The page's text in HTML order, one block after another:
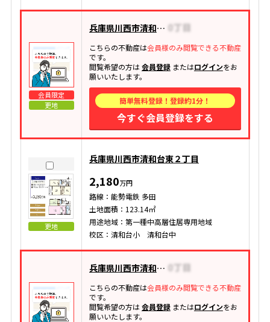
会員限定
更地
兵庫県川西市清和台東
こちらの不動産は会員様のみ閲覧できる不動産
です。
閲覧希望の方は会員登録またはログインをお
願いいたします。
簡単無料登録！登録約1分！
今すぐ会員登録をする
更地
兵庫県川西市清和台東２丁目
2,180万円
路線：能勢電鉄 多田
土地面積：123.14㎡
用途地域：第一種中高層住居専用地域
校区：清和台小 清和台中
兵庫県川西市清和台東
こちらの不動産は会員様のみ閲覧できる不動産
です。
閲覧希望の方は会員登録またはログインをお
願いいたします。